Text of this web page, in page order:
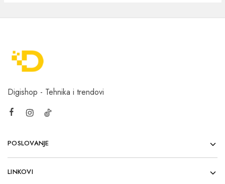
Digishop - Tehnika i trendovi
POSLOVANJE
LINKOVI